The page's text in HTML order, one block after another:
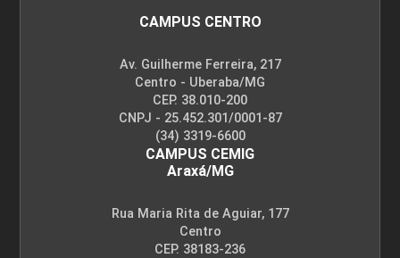
CAMPUS CENTRO
Av. Guilherme Ferreira, 217
Centro - Uberaba/MG
CEP. 38.010-200
CNPJ - 25.452.301/0001-87
(34) 3319-6600
CAMPUS CEMIG
Araxá/MG
Rua Maria Rita de Aguiar, 177
Centro
CEP. 38183-236